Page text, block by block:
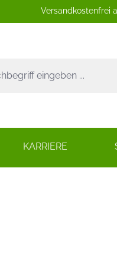
Versandkostenfrei
KARRIERE